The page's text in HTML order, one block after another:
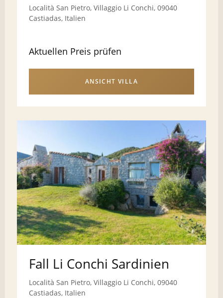
Località San Pietro, Villaggio Li Conchi, 09040
Castiadas, Italien
Aktuellen Preis prüfen
ANSICHT VILLA
Fall Li Conchi Sardinien
Località San Pietro, Villaggio Li Conchi, 09040
Castiadas, Italien